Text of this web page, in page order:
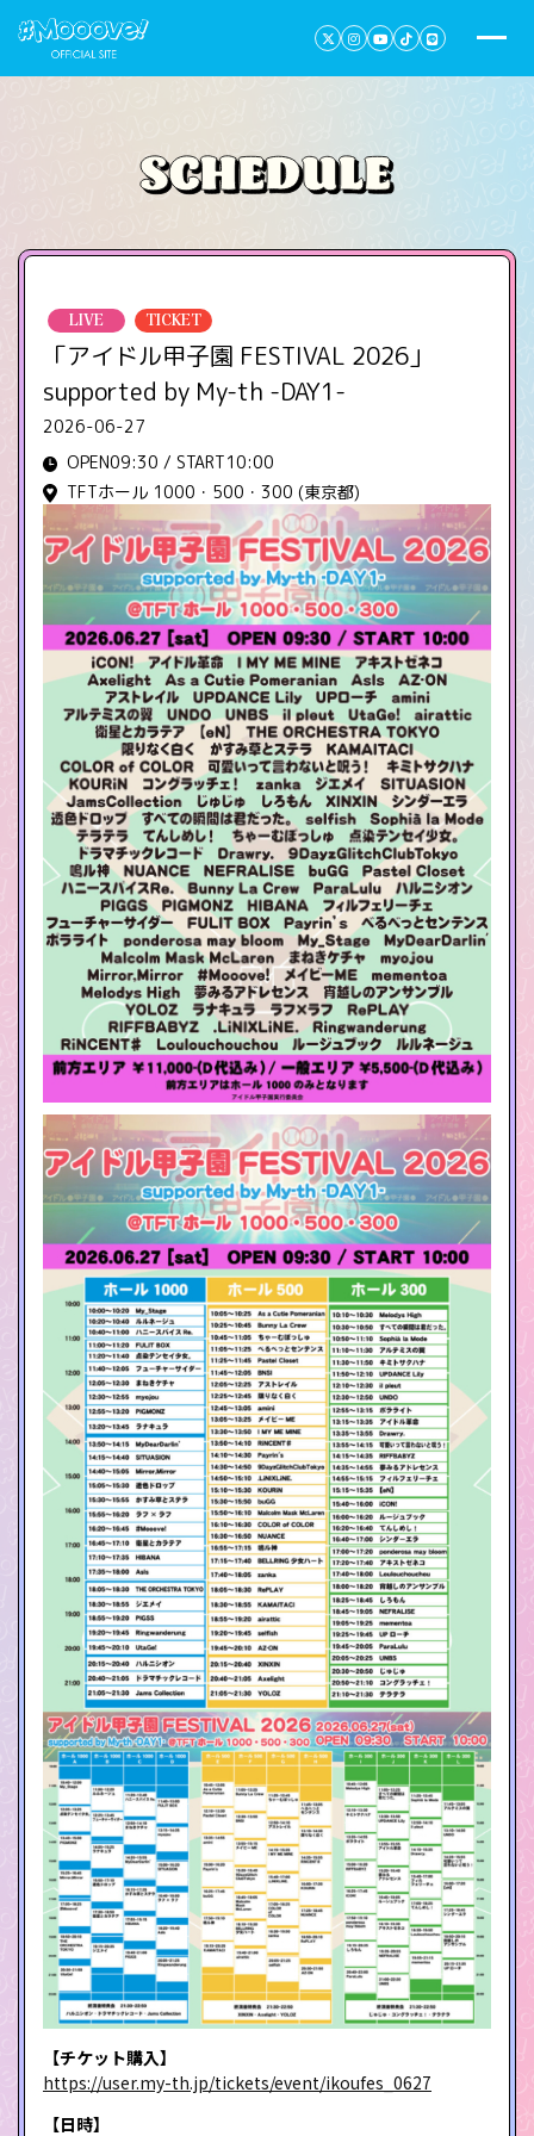
LIVE TICKET
「アイドル甲子園 FESTIVAL 2026」
supported by My-th -DAY1-
2026-06-27
OPEN09:30 / START10:00
TFTホール 1000・500・300 (東京都)
【チケット購入】
https://user.my-th.jp/tickets/event/ikoufes_0627
【日時】